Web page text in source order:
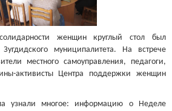
женщин круглый стол был
муниципалитета. На встрече
местного самоуправления, педагоги,
активисты Центра поддержки женщин
узнали многое: информацию о Неделе